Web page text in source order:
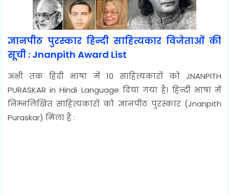
ज्ञानपीठ पुरस्कार हिन्दी साहित्यकार विजेताओं की
सूची : Jnanpith Award List
अभी तक हिंदी भाषा में 10 साहित्यकारों को JNANPITH
PURASKAR in Hindi Language दिया गया है। हिन्दी भाषा में
निम्नलिखित साहित्यकारों को ज्ञानपीठ पुरस्कार (Jnanpith
Puraskar) मिला है :